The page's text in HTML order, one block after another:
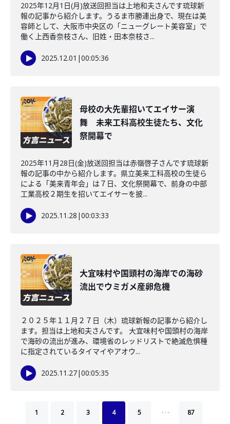
2025年12月1日(月)放送回担当は上地和夫さんです琉球新
報の記事から紹介します。うるま市勝連出身で、現在は美
容師として、大阪市中央区の「ニューグレート美容室」で
働く上西香奈枝さん、旧姓・田本奈枝さ...
2025.12.01 |00:05:36
母校の大先輩招いてエイサー演
舞 未来工科高校生徒たち、文化
祭開幕で
2025年11月28日(金)放送回担当は赤嶺啓子さんです琉球新
報の記事の中から紹介します。県立美来工科高校の生徒ら
による「美来青年会」は７日、文化祭開幕で、前身の中部
工業高校２期生を招いてエイサーを披...
2025.11.28 |00:03:33
大宜味村や国頭村の海岸での海砂
流出でウミガメ産卵危機
２０２５年１１月２７日（木）琉球新報の記事から紹介し
ます。担当は上地和夫さんです。 大宜味村や国頭村の海岸
で海砂の流出が進み、環境省のレッドリストで絶滅危惧種
に指定されているタイマイやアオウ...
2025.11.27|00:05:35
1 2 3 4 5 … 87